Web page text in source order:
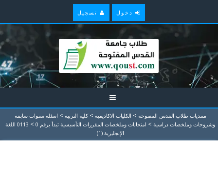
دخول تسجيل
منتديات طلاب القدس المفتوحة > الكليات الاكاديمية > كلية التربية > اسئلة سنوات سابقة
وشروحات وملخصات دراسية > امتحانات وملخصات المقررات التأسيسية تبدأ برقم 0 >
0113 اللغة
الإنجليزية (1)